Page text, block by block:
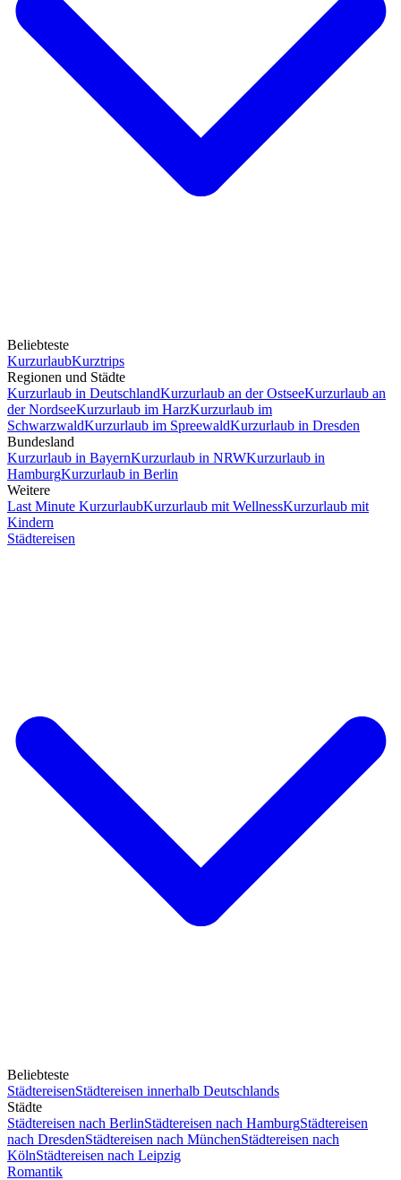
Beliebteste
KurzurlaubKurztrips
Regionen und Städte
Kurzurlaub in DeutschlandKurzurlaub an der OstseeKurzurlaub an
der NordseeKurzurlaub im HarzKurzurlaub im
SchwarzwaldKurzurlaub im SpreewaldKurzurlaub in Dresden
Bundesland
Kurzurlaub in BayernKurzurlaub in NRWKurzurlaub in
HamburgKurzurlaub in Berlin
Weitere
Last Minute KurzurlaubKurzurlaub mit WellnessKurzurlaub mit
Kindern
Städtereisen
Beliebteste
StädtereisenStädtereisen innerhalb Deutschlands
Städte
Städtereisen nach BerlinStädtereisen nach HamburgStädtereisen
nach DresdenStädtereisen nach MünchenStädtereisen nach
KölnStädtereisen nach Leipzig
Romantik